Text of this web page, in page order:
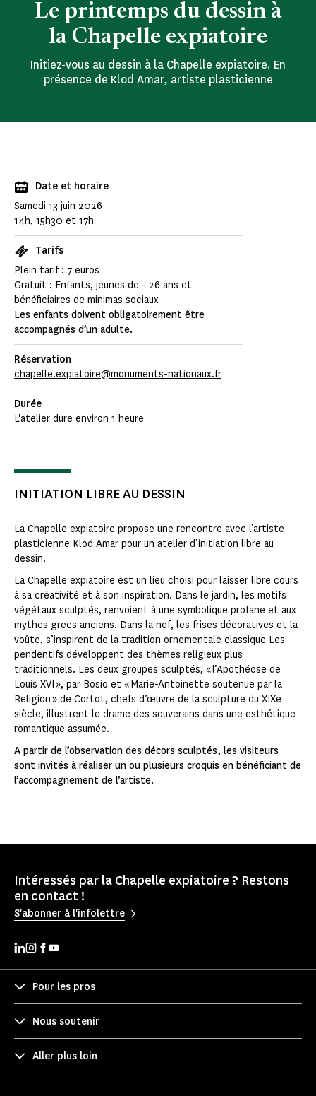
Le printemps du dessin à
la Chapelle expiatoire
Initiez-vous au dessin à la Chapelle expiatoire. En
présence de Klod Amar, artiste plasticienne
Date et horaire
Samedi 13 juin 2026
14h, 15h30 et 17h
Tarifs
Plein tarif : 7 euros
Gratuit : Enfants, jeunes de - 26 ans et
bénéficiaires de minimas sociaux
Les enfants doivent obligatoirement être
accompagnés d’un adulte.
Réservation
chapelle.expiatoire@monuments-nationaux.fr
Durée
L'atelier dure environ 1 heure
INITIATION LIBRE AU DESSIN
La Chapelle expiatoire propose une rencontre avec l’artiste
plasticienne Klod Amar pour un atelier d’initiation libre au
dessin.
La Chapelle expiatoire est un lieu choisi pour laisser libre cours
à sa créativité et à son inspiration. Dans le jardin, les motifs
végétaux sculptés, renvoient à une symbolique profane et aux
mythes grecs anciens. Dans la nef, les frises décoratives et la
voûte, s’inspirent de la tradition ornementale classique Les
pendentifs développent des thèmes religieux plus
traditionnels. Les deux groupes sculptés, « l’Apothéose de
Louis XVI », par Bosio et « Marie-Antoinette soutenue par la
Religion » de Cortot, chefs d’œuvre de la sculpture du XIXe
siècle, illustrent le drame des souverains dans une esthétique
romantique assumée.
A partir de l’observation des décors sculptés, les visiteurs
sont invités à réaliser un ou plusieurs croquis en bénéficiant de
l’accompagnement de l’artiste.
Intéressés par la Chapelle expiatoire ? Restons
en contact !
S'abonner à l'infolettre
Pour les pros
Nous soutenir
Aller plus loin